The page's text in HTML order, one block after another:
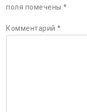
поля помечены *
Комментарий *